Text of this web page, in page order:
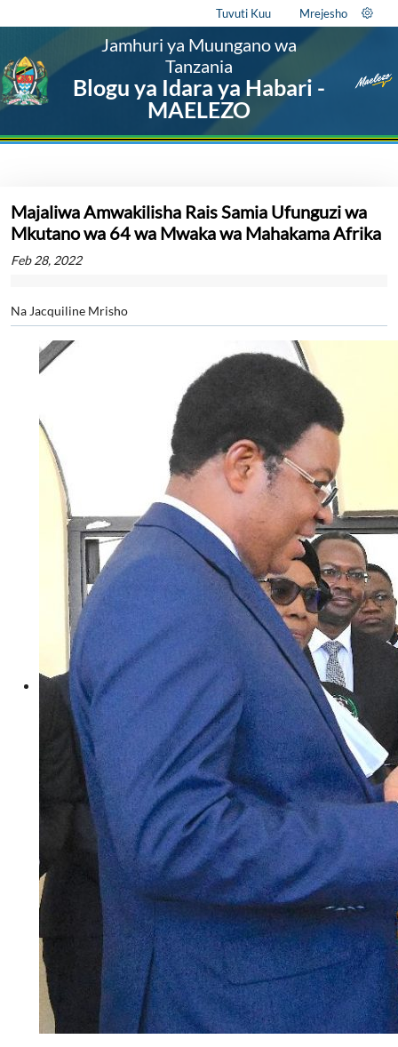
Tuvuti Kuu Mrejesho
Jamhuri ya Muungano wa
Tanzania
Blogu ya Idara ya Habari -
MAELEZO
Majaliwa Amwakilisha Rais Samia Ufunguzi wa
Mkutano wa 64 wa Mwaka wa Mahakama Afrika
Feb 28, 2022
Na Jacquiline Mrisho